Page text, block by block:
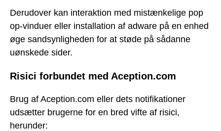
Derudover kan interaktion med mistænkelige pop
op-vinduer eller installation af adware på en enhed
øge sandsynligheden for at støde på sådanne
uønskede sider.
Risici forbundet med Aception.com
Brug af Aception.com eller dets notifikationer
udsætter brugerne for en bred vifte af risici,
herunder: